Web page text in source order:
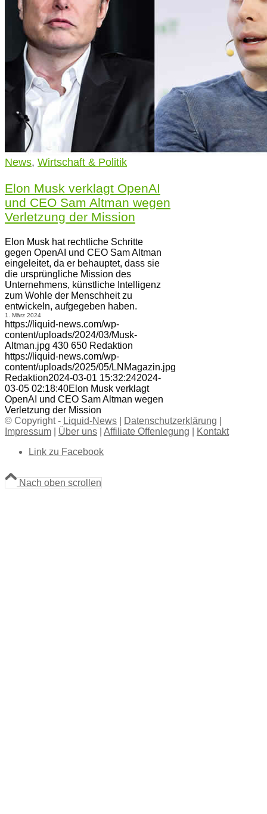
News, Wirtschaft & Politik
Elon Musk verklagt OpenAI
und CEO Sam Altman wegen
Verletzung der Mission
Elon Musk hat rechtliche Schritte
gegen OpenAI und CEO Sam Altman
eingeleitet, da er behauptet, dass sie
die ursprüngliche Mission des
Unternehmens, künstliche Intelligenz
zum Wohle der Menschheit zu
entwickeln, aufgegeben haben.
1. März 2024
https://liquid-news.com/wp-
content/uploads/2024/03/Musk-
Altman.jpg 430 650 Redaktion
https://liquid-news.com/wp-
content/uploads/2025/05/LNMagazin.jpg
Redaktion2024-03-01 15:32:242024-
03-05 02:18:40Elon Musk verklagt
OpenAI und CEO Sam Altman wegen
Verletzung der Mission
© Copyright - Liquid-News Datenschutzerklärung
Impressum
Über uns Affiliate Offenlegung
Kontakt
Link zu Facebook
Nach oben scrollen